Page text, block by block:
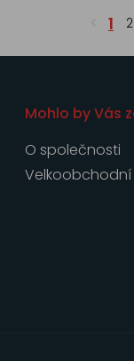
1 2
Mohlo by Vás
O společnosti